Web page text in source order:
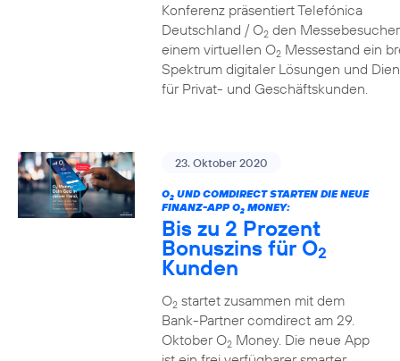
Konferenz präsentiert Telefónica
Deutschland / O2den
einem virtuellen O2Messestand ein
Spektrum digitaler Lösungen und
für Privat- und Geschäftskunden.
23. Oktober 2020
O2UND COMDIRECT STARTEN DIE NEUE
FINANZ-APP O2MONEY:
Bis zu 2 Prozent
Bonuszins für O2
Kunden
O2startet zusammen mit dem
Bank-Partner comdirect am 29.
Oktober O2Money. Die neue App